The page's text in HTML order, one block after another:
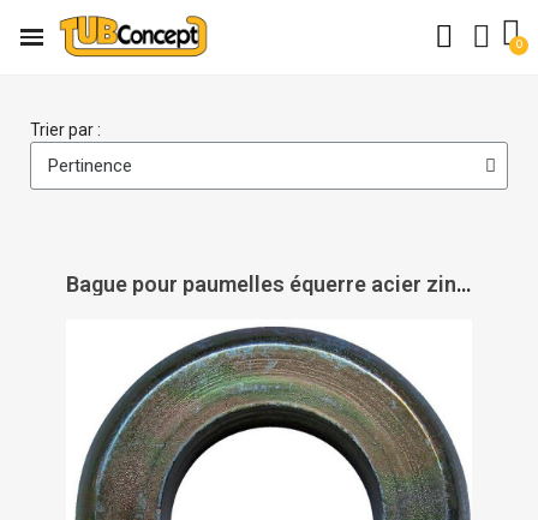
Trier par :
Bague pour paumelles équerre acier zingué bichromaté - PAS DE MARQUE